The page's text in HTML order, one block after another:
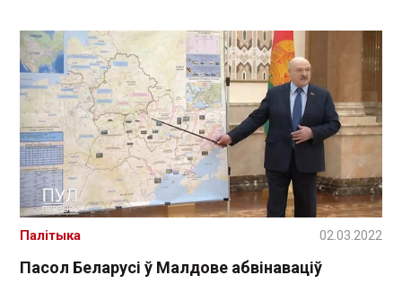
Пасол Беларусі ў Малдове абвінаваціў
Палітыка 02.03.2022